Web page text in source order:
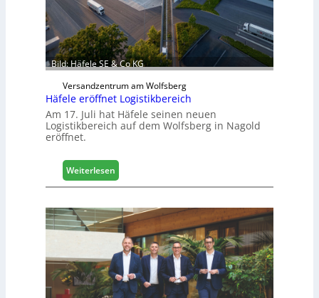
u
d
i
g
i
t
a
i
r
s
i
c
h
Bild: Häfele SE & Co KG
Versandzentrum am Wolfsberg
Häfele eröffnet Logistikbereich
Am 17. Juli hat Häfele seinen neuen
Logistikbereich auf dem Wolfsberg in Nagold
eröffnet.
Weiterlesen
H
f
e
l
e
e
r
ö